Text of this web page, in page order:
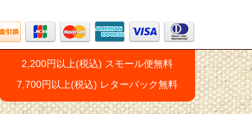
2,200円以上(税込) スモール便無料
7,700円以上(税込) レターパック無料